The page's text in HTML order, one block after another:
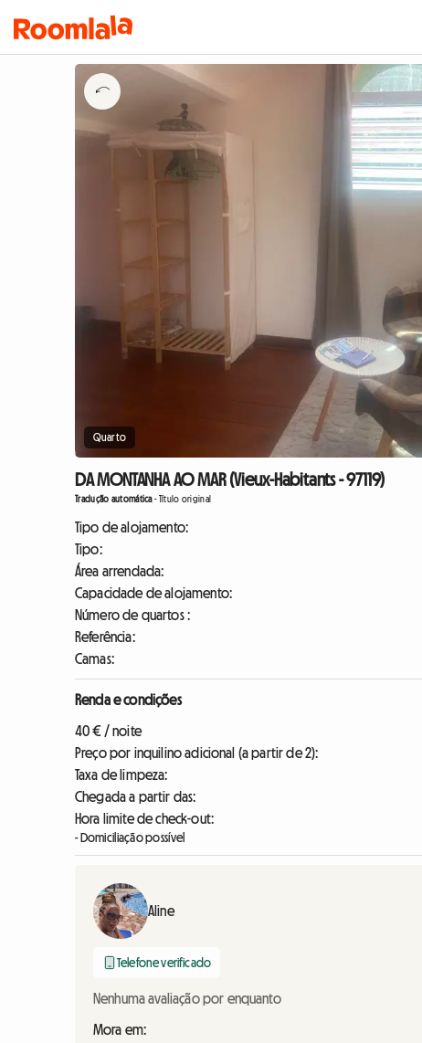
Quarto
DA MONTANHA AO MAR (Vieux-Habitants - 97119)
Tradução automática-Título original
Tipo de alojamento:
Tipo:
Área arrendada:
Capacidade de alojamento:
Número de quartos :
Referência:
Camas:
Renda e condições
40 € / noite
Preço por inquilino adicional (a partir de 2):
Taxa de limpeza:
Chegada a partir das:
Hora limite de check-out:
- Domiciliação possível
Aline
Telefone verificado
Nenhuma avaliação por enquanto
Mora em: